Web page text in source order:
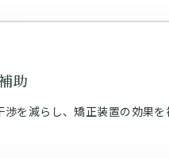
助
渉を減らし、矯正装置の効果を